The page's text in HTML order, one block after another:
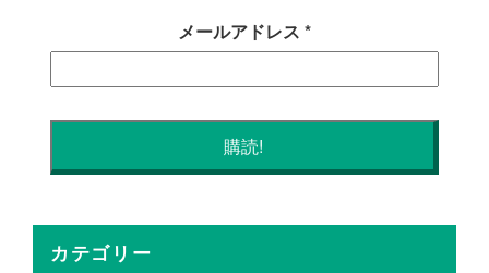
メールアドレス *
カテゴリー